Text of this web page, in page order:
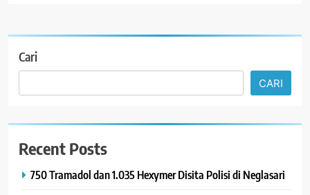
Cari
CARI
Recent Posts
750 Tramadol dan 1.035 Hexymer Disita Polisi di Neglasari